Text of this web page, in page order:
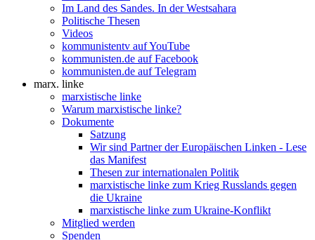
Im Land des Sandes. In der Westsahara
Politische Thesen
Videos
kommunistentv auf YouTube
kommunisten.de auf Facebook
kommunisten.de auf Telegram
marx. linke
marxistische linke
Warum marxistische linke?
Dokumente
Satzung
Wir sind Partner der Europäischen Linken - Lese
das Manifest
Thesen zur internationalen Politik
marxistische linke zum Krieg Russlands gegen
die Ukraine
marxistische linke zum Ukraine-Konflikt
Mitglied werden
Spenden